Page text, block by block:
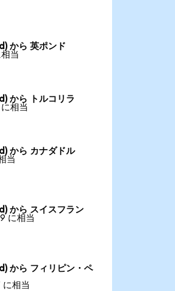
から 英ポンド
当
から トルコリラ
相当
から カナダドル
当
から スイスフラン
に相当
から フィリピン・ペ
に相当